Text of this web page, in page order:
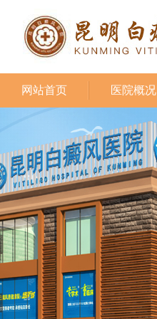
网站首页 医院概况